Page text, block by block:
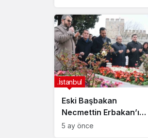
Eski Başbakan
Necmettin Erbakan’ı
kabri başında anıldı
.İstanbul
5 ay önce